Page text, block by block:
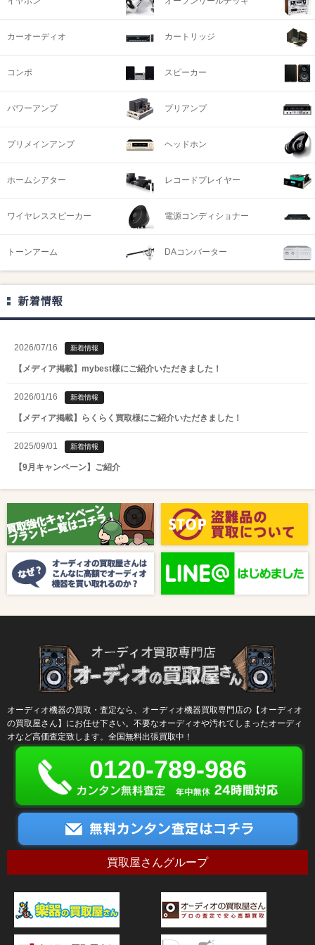
カーオーディオ カートリッジ
コンポ スピーカー
パワーアンプ プリアンプ
プリメインアンプ ヘッドホン
ホームシアター レコードプレイヤー
ワイヤレススピーカー 電源コンディショナー
トーンアーム DAコンバーター
新着情報
2026/07/16 新着情報
【メディア掲載】mybest様にご紹介いただきました！
2026/01/16 新着情報
【メディア掲載】らくらく買取様にご紹介いただきました！
2025/09/01 新着情報
【9月キャンペーン】ご紹介
【8月キャンペーン】ご紹介
2024/10/04 新着情報
【ラジオ番組放送のお知らせ】
オーディオ機器の買取・査定なら、オーディオ機器買取専門店の【オーディオ
の買取屋さん】にお任せ下さい。不要なオーディオや汚れてしまったオーディ
オなど高価査定致します。全国無料出張買取中！
0120-789-986
買取屋さんグループ